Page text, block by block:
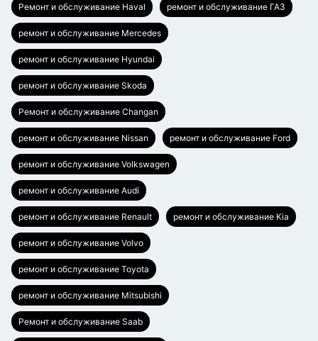
Ремонт и обслуживание Haval ремонт и обслуживание ГАЗ
ремонт и обслуживание Mercedes
ремонт и обслуживание Hyundai
ремонт и обслуживание Skoda
Ремонт и обслуживание Changan
ремонт и обслуживание Nissan ремонт и обслуживание Ford
ремонт и обслуживание Volkswagen
ремонт и обслуживание Audi
ремонт и обслуживание Renault ремонт и обслуживание Kia
ремонт и обслуживание Volvo
ремонт и обслуживание Toyota
ремонт и обслуживание Mitsubishi
Ремонт и обслуживание Saab